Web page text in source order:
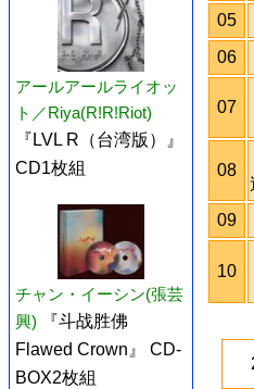
アールアールライオッ
ト／Riya(R!R!Riot)
『LVL R（台湾版）』
CD1枚組
チャン・イーシン(張芸
興)
『斗战胜佛
Flawed Crown』 CD-
BOX2枚組
05
06
07
08
09
10